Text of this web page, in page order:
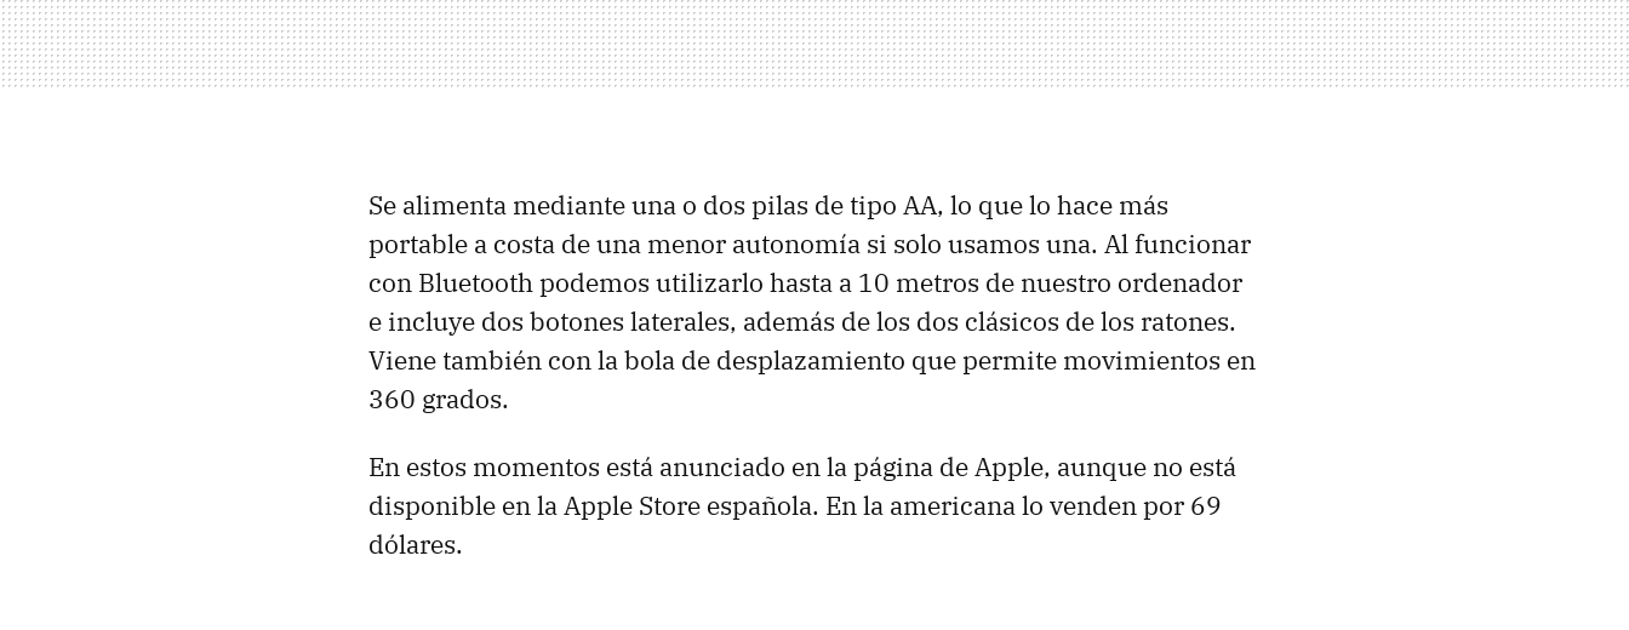
Se alimenta mediante una o dos pilas de tipo AA, lo que lo hace más
portable a costa de una menor autonomía si solo usamos una. Al funcionar
con Bluetooth podemos utilizarlo hasta a 10 metros de nuestro ordenador
e incluye dos botones laterales, además de los dos clásicos de los ratones.
Viene también con la bola de desplazamiento que permite movimientos en
360 grados.
En estos momentos está anunciado en la página de Apple, aunque no está
disponible en la Apple Store española. En la americana lo venden por 69
dólares.